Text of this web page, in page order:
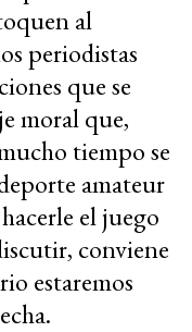
al
periodistas
que se
moral que,
tiempo se
amateur
el juego
conviene
estaremos